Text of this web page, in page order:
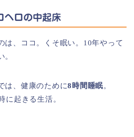
ヘロの中起床
は、ココ。くそ眠い。10年やって
は、健康のために8時間睡眠。
に起きる生活。